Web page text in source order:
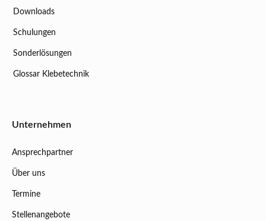
Downloads
Schulungen
Sonderlösungen
Glossar Klebetechnik
Unternehmen
Ansprechpartner
Über uns
Termine
Stellenangebote